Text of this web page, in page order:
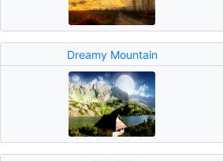
Dreamy Mountain